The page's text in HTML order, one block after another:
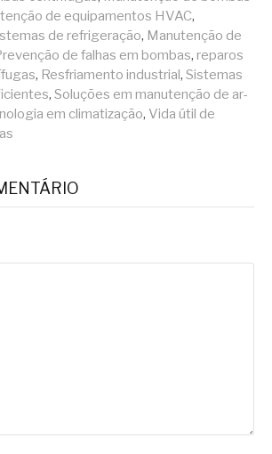
de equipamentos HVAC,
de refrigeração, Manutenção de
de falhas em bombas, reparos
, Resfriamento industrial , Sistemas
, Soluções em manutenção de ar-
em climatização, Vida útil de